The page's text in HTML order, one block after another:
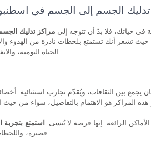
الجسم إلى الجسم في
حياتك، فلا بدّ أن تتوجه إلى مراكز تدليك
حيث تشعر أنك تستمتع بلحظات نادرة من الهدوء
الحياة اليومية، والانغماس في عالم من الرغبات الحسية.
بين الثقافات، ويُقدّم تجارب استثنائية.
الرائعة. إنها فرصة لا تُنسى. استمتع بتجربة
قصيرة، واللحظات الجميلة تستحق منك هذه الزيارة.